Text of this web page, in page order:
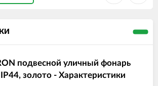
подвесной уличный фонарь
золото - Характеристики